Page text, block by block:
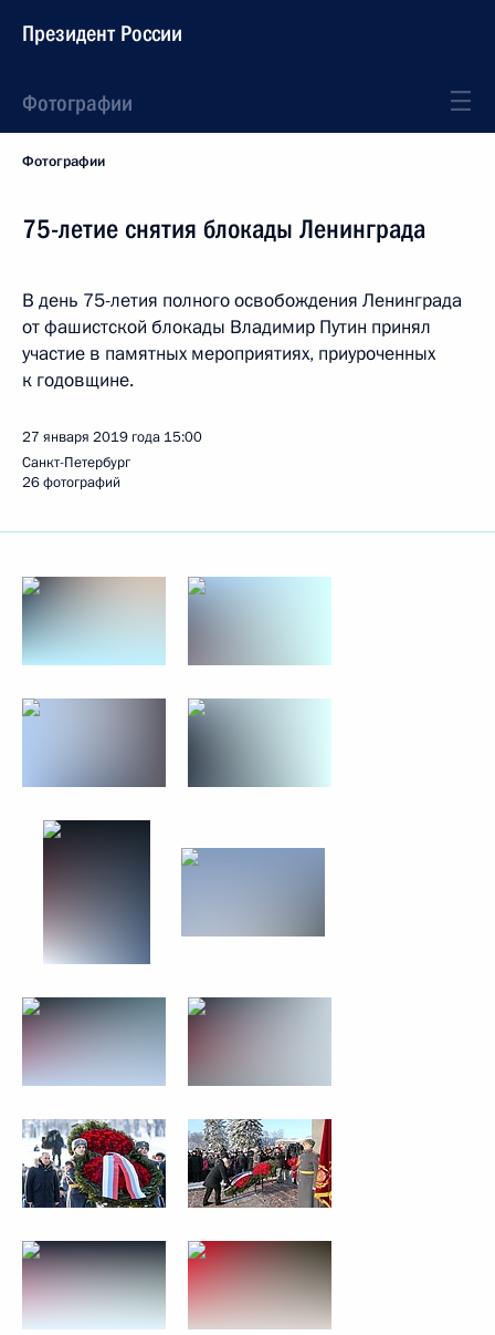
Президент России
Фотографии
Фотографии
75-летие снятия блокады Ленинграда
В день 75-летия полного освобождения Ленинграда
от фашистской блокады Владимир Путин принял
участие в памятных мероприятиях, приуроченных
к годовщине.
27 января 2019 года 15:00
Санкт-Петербург
26 фотографий